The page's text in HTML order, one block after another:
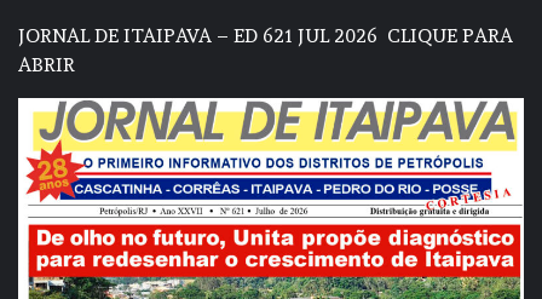
JORNAL DE ITAIPAVA – ED 621 JUL 2026 CLIQUE PARA
ABRIR